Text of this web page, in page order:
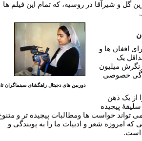
گل و شیرآقا در روسيه، که تمام اين فيلم ها
دوربين هاى دجيتال راهگشاى سينماگران
افغان ها و
يک
ميليون
خصوصی
از يک ذهن
پيچيده
تواند خواست ها ومطالبات پيچيده تر و
که امروزه شعر و ادبيات ما را به پويندگی و
است.